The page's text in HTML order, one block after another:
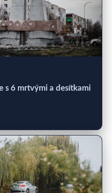
s 6 mrtvými a desítkami